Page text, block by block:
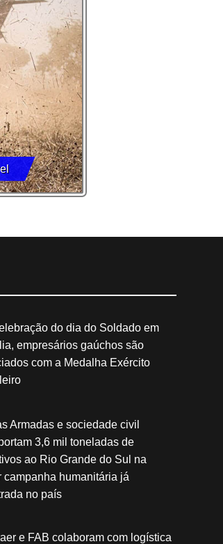
do dia do Soldado em
empresários gaúchos são
com a Medalha Exército
Armadas e sociedade civil
3,6 mil toneladas de
ao Rio Grande do Sul na
campanha humanitária já
no país
e FAB colaboram com logística